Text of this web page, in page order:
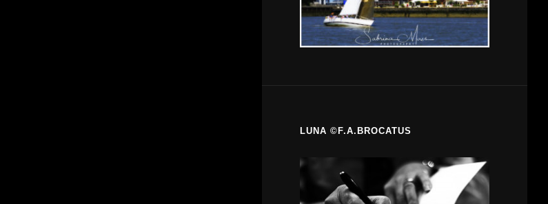
LUNA ©F.A.BROCATUS